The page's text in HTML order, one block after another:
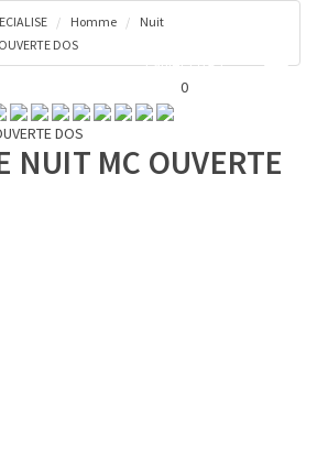
Panier ( 0 € )
0
Homme
Nuit
DOS
NUIT MC OUVERTE